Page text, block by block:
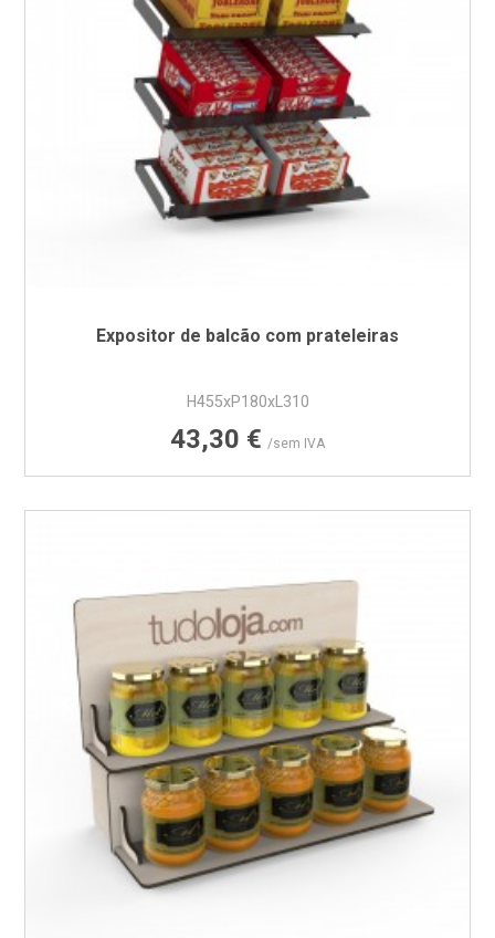
Expositor de balcão com prateleiras
H455xP180xL310
Preço
43,30 € /sem IVA